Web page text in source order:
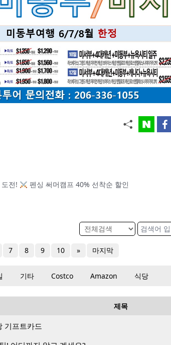
전! 펜싱 써머캠프 40% 선착순 할인
7 8 9 10 » 마지막
기타 Costco Amazon 식당
제목
기프트카드